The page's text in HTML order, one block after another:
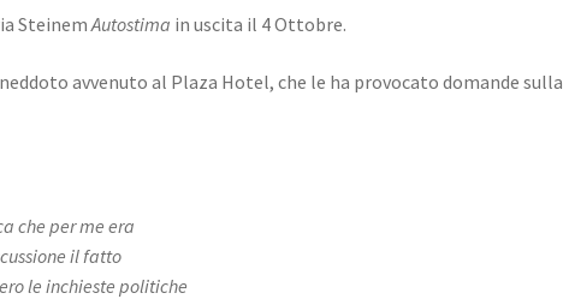
SteinemAutostima in uscita il 4 Ottobre.
avvenuto al Plaza Hotel, che le ha provocato domande sulla
che per me era
il fatto
le inchieste politiche